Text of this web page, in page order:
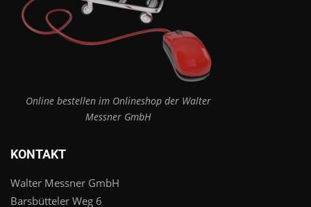
Online bestellen im Onlineshop der Walter
Messner GmbH
KONTAKT
Walter Messner GmbH
Barsbütteler Weg 6